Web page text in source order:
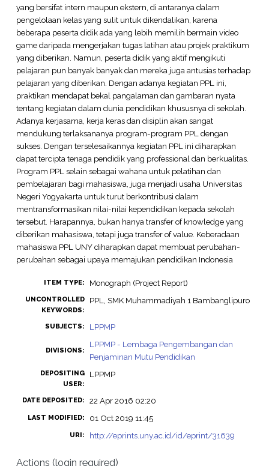
yang bersifat intern maupun ekstern, di antaranya dalam
pengelolaan kelas yang sulit untuk dikendalikan, karena
beberapa peserta didik ada yang lebih memilih bermain video
game daripada mengerjakan tugas latihan atau projek praktikum
yang diberikan. Namun, peserta didik yang aktif mengikuti
pelajaran pun banyak banyak dan mereka juga antusias terhadap
pelajaran yang diberikan. Dengan adanya kegiatan PPL ini,
praktikan mendapat bekal pangalaman dan gambaran nyata
tentang kegiatan dalam dunia pendidikan khususnya di sekolah.
Adanya kerjasama, kerja keras dan disiplin akan sangat
mendukung terlaksananya program-program PPL dengan
sukses. Dengan terselesaikannya kegiatan PPL ini diharapkan
dapat tercipta tenaga pendidik yang professional dan berkualitas.
Program PPL selain sebagai wahana untuk pelatihan dan
pembelajaran bagi mahasiswa, juga menjadi usaha Universitas
Negeri Yogyakarta untuk turut berkontribusi dalam
mentransformasikan nilai-nilai kependidikan kepada sekolah
tersebut. Harapannya, bukan hanya transfer of knowledge yang
diberikan mahasiswa, tetapi juga transfer of value. Keberadaan
mahasiswa PPL UNY diharapkan dapat membuat perubahan-
perubahan sebagai upaya memajukan pendidikan Indonesia
ITEM TYPE: Monograph (Project Report)
UNCONTROLLED
KEYWORDS:
PPL, SMK Muhammadiyah 1 Bambanglipuro
SUBJECTS: LPPMP
DIVISIONS:
LPPMP - Lembaga Pengembangan dan
Penjaminan Mutu Pendidikan
DEPOSITING
USER:
LPPMP
DATE DEPOSITED: 22 Apr 2016 02:20
LAST MODIFIED: 01 Oct 2019 11:45
URI: http://eprints.uny.ac.id/id/eprint/31639
Actions (login required)